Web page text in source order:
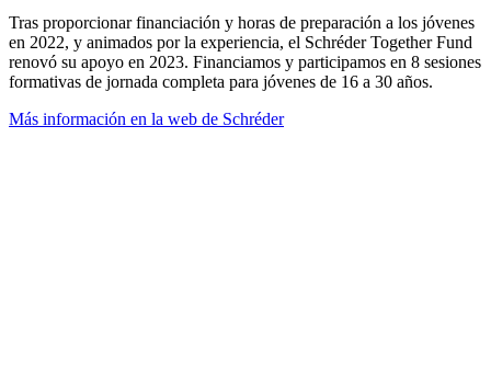
Tras proporcionar financiación y horas de preparación a los jóvenes
en 2022, y animados por la experiencia, el Schréder Together Fund
renovó su apoyo en 2023. Financiamos y participamos en 8 sesiones
formativas de jornada completa para jóvenes de 16 a 30 años.
Más información en la web de Schréder